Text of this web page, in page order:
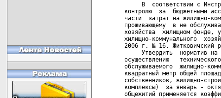
В  соответствии с
контролю  за  бюджетными
части  затрат на жилищно-
проживающему  в не
хозяйства  жилищном фонде,
жилищно-коммунального
2006 г. № 16, Житковичский
Утвердить  норматив на
осуществлению
обслуживаемого  жилищно-
квадратный метр общей
собственников, жилищно-
комплексы)  за январь -
общежитий применяется